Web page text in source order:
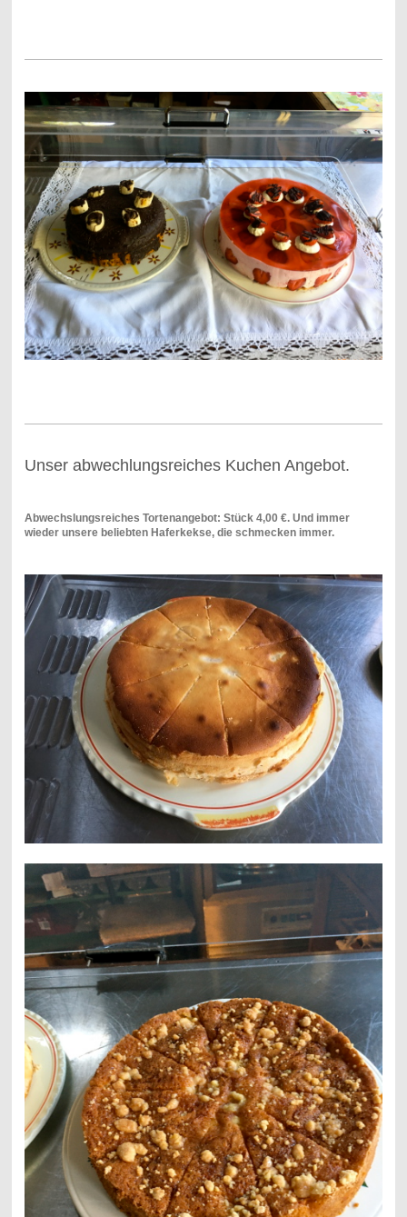
Unser abwechlungsreiches Kuchen Angebot.
Abwechslungsreiches Tortenangebot: Stück 4,00 €. Und immer
wieder unsere beliebten Haferkekse, die schmecken immer.